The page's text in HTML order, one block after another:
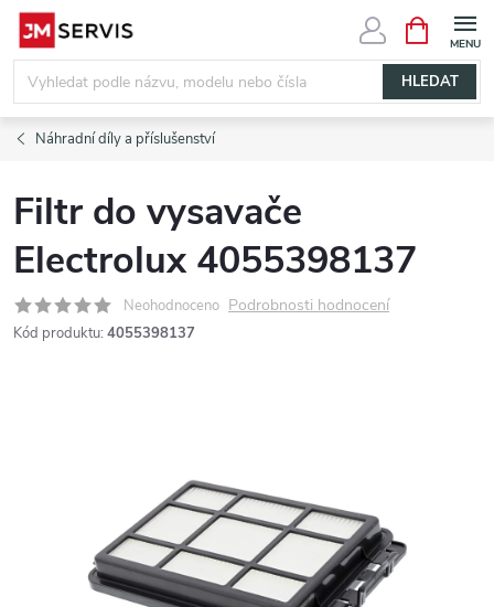
Přejít
obsah
HLEDAT
NÁKUPNÍ
KOŠÍK
Náhradní díly a příslušenství
Filtr do vysavače
Electrolux 4055398137
Neohodnoceno Podrobnosti hodnocení
Kód produktu: 4055398137